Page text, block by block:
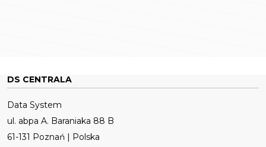
DS CENTRALA
Data System
ul. abpa A. Baraniaka 88 B
61-131 Poznań | Polska